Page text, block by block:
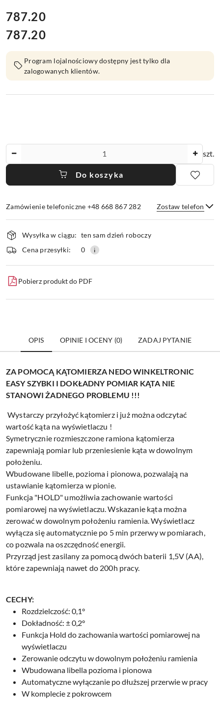
cena:
787.20
Cena:
787.20
Program lojalnościowy dostępny jest tylko dla
zalogowanych klientów.
szt.
Do koszyka
Zamówienie telefoniczne +48 668 867 282 Zostaw telefon
Wyślij
Dostępność
i
dostawa
Wysyłka w ciągu: ten sam dzień roboczy
Cena przesyłki:
0
Pobierz produkt do PDF
OPIS OPINIE I OCENY (0) ZADAJ PYTANIE
ZA POMOCĄ KĄTOMIERZA NEDO WINKELTRONIC
EASY SZYBKI I DOKŁADNY POMIAR KĄTA NIE
STANOWI ŻADNEGO PROBLEMU !!!
Wystarczy przyłożyć kątomierz i już można odczytać
wartość kąta na wyświetlaczu !
Symetrycznie rozmieszczone ramiona kątomierza
zapewniają pomiar lub przeniesienie kąta w dowolnym
położeniu.
Wbudowane libelle, pozioma i pionowa, pozwalają na
ustawianie kątomierza w pionie.
Funkcja "HOLD" umożliwia zachowanie wartości
pomiarowej na wyświetlaczu. Wskazanie kąta można
zerować w dowolnym położeniu ramienia. Wyświetlacz
wyłącza się automatycznie po 5 min przerwy w pomiarach,
co pozwala na oszczędność energii.
Przyrząd jest zasilany za pomocą dwóch baterii 1,5V (AA),
które zapewniają nawet do 200h pracy.
CECHY:
Rozdzielczość: 0,1°
Dokładność: ± 0,2°
Funkcja Hold do zachowania wartości pomiarowej na
wyświetlaczu
Zerowanie odczytu w dowolnym położeniu ramienia
Wbudowana libella pozioma i pionowa
Automatyczne wyłączanie po dłuższej przerwie w pracy
W komplecie z pokrowcem